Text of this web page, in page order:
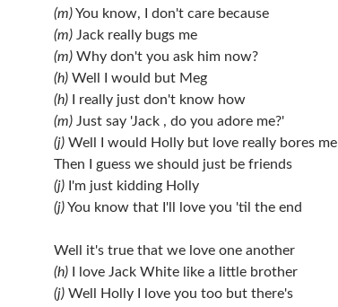
(m)You know, I don't care because
(m) Jack really bugs me
(m) Why don't you ask him now?
(h) Well I would but Meg
(h) I really just don't know how
(m) Just say 'Jack , do you adore me?'
(j) Well I would Holly but love really bores me
Then I guess we should just be friends
(j) I'm just kidding Holly
(j)You know that I'll love you 'til the end
Well it's true that we love one another
(h) I love Jack White like a little brother
(j) Well Holly I love you too but there's